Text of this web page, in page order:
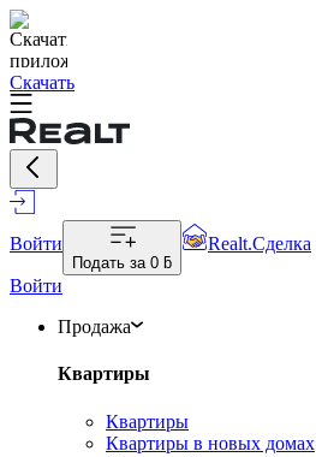
Скачать
Войти
Подать за 0 ƃ
Realt.Сделка
Войти
Продажа
Квартиры
Квартиры
Квартиры в новых домах